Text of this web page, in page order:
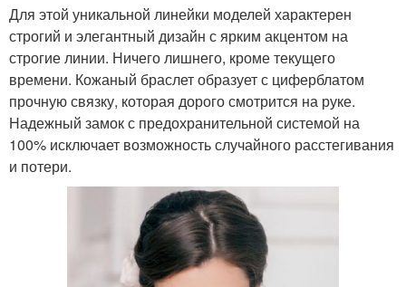
Для этой уникальной линейки моделей характерен
строгий и элегантный дизайн с ярким акцентом на
строгие линии. Ничего лишнего, кроме текущего
времени. Кожаный браслет образует с циферблатом
прочную связку, которая дорого смотрится на руке.
Надежный замок с предохранительной системой на
100% исключает возможность случайного расстегивания
и потери.